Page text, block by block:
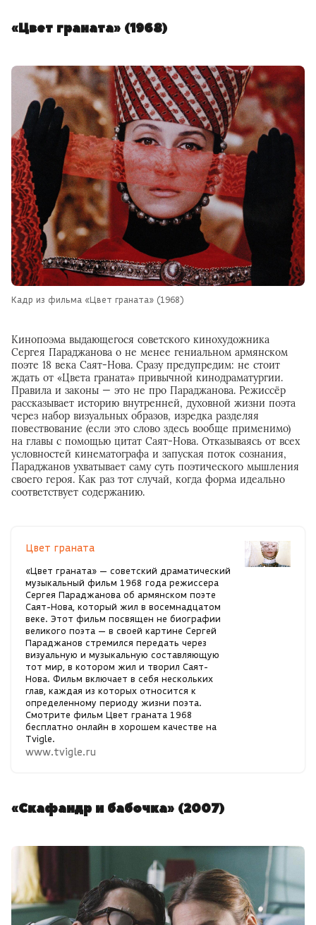
«Цвет граната» (1968)
Кадр из фильма «Цвет граната» (1968)
Кинопоэма выдающегося советского кинохудожника
Сергея Параджанова о не менее гениальном армянском
поэте 18 века Саят-Нова. Сразу предупредим: не стоит
ждать от «Цвета граната» привычной кинодраматургии.
Правила и законы — это не про Параджанова. Режиссёр
рассказывает историю внутренней, духовной жизни поэта
через набор визуальных образов, изредка разделяя
повествование (если это слово здесь вообще применимо)
на главы с помощью цитат Саят-Нова. Отказываясь от всех
условностей кинематографа и запуская поток сознания,
Параджанов ухватывает саму суть поэтического мышления
своего героя. Как раз тот случай, когда форма идеально
соответствует содержанию.
Цвет граната
«Цвет граната» — советский драматический
музыкальный фильм 1968 года режиссера
Сергея Параджанова об армянском поэте
Саят-Нова, который жил в восемнадцатом
веке. Этот фильм посвящен не биографии
великого поэта — в своей картине Сергей
Параджанов стремился передать через
визуальную и музыкальную составляющую
тот мир, в котором жил и творил Саят-
Нова. Фильм включает в себя нескольких
глав, каждая из которых относится к
определенному периоду жизни поэта.
Смотрите фильм Цвет граната 1968
бесплатно онлайн в хорошем качестве на
Tvigle.
www.tvigle.ru
«Скафандр и бабочка» (2007)